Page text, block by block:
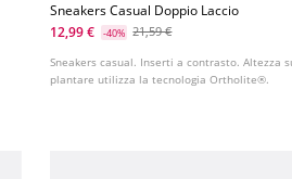
Sneakers Casual Doppio Laccio
12,99 €
-40% 21,59 €
Sneakers casual. Inserti a contrasto. Altezza
plantare utilizza la tecnologia Ortholite®.